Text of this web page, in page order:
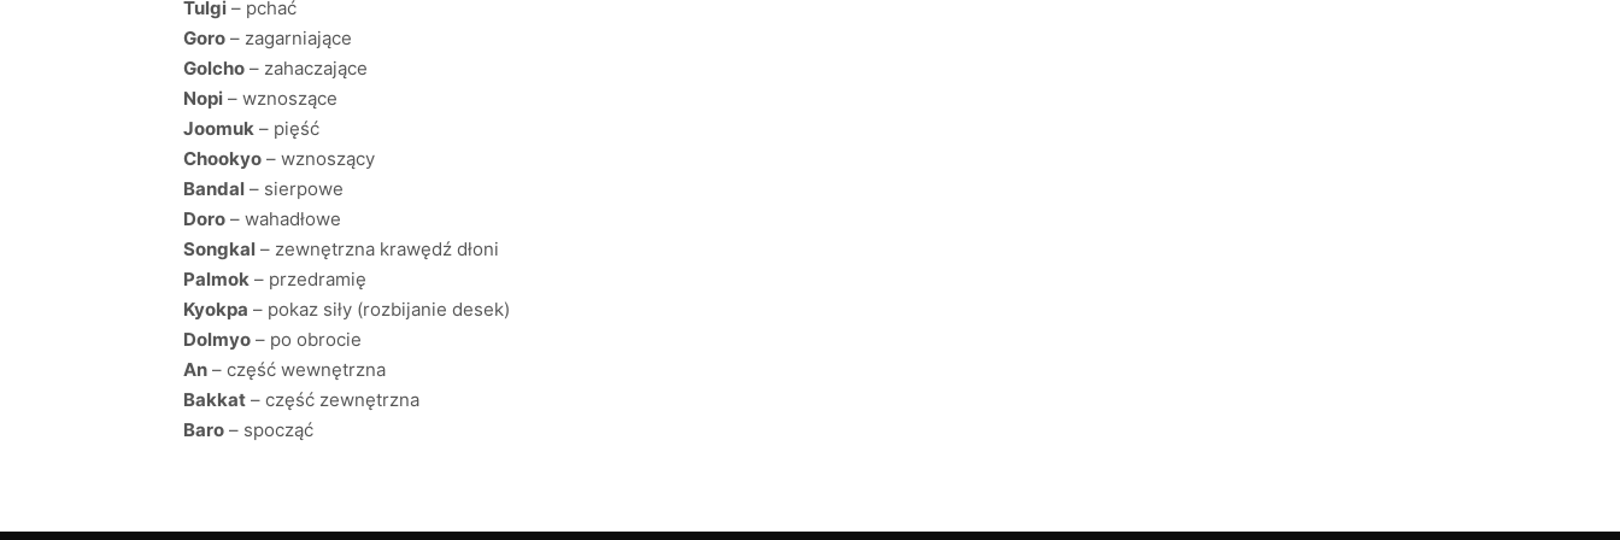
Tulgi – pchać
Goro – zagarniające
Golcho – zahaczające
Nopi – wznoszące
Joomuk – pięść
Chookyo – wznoszący
Bandal – sierpowe
Doro – wahadłowe
Songkal – zewnętrzna krawędź dłoni
Palmok – przedramię
Kyokpa – pokaz siły (rozbijanie desek)
Dolmyo – po obrocie
An – część wewnętrzna
Bakkat – część zewnętrzna
Baro – spocząć